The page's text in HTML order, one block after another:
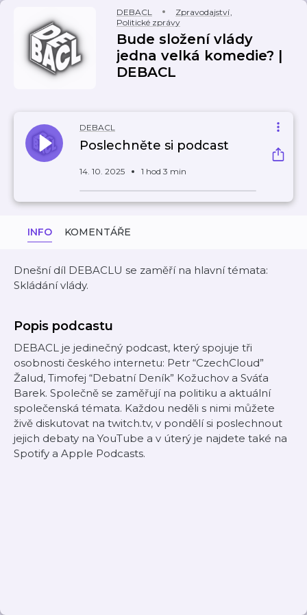
DEBACL Zpravodajství,
Politické zprávy
Bude složení vlády
jedna velká komedie? |
DEBACL
DEBACL
Poslechněte si podcast
14. 10. 2025 1 hod 3 min
INFO KOMENTÁŘE
Dnešní díl DEBACLU se zaměří na hlavní témata:
Skládání vlády.
Popis podcastu
DEBACL je jedinečný podcast, který spojuje tři
osobnosti českého internetu: Petr “CzechCloud”
Žalud, Timofej “Debatní Deník” Kožuchov a Sváťa
Barek. Společně se zaměřují na politiku a aktuální
společenská témata. Každou neděli s nimi můžete
živě diskutovat na twitch.tv, v pondělí si poslechnout
jejich debaty na YouTube a v úterý je najdete také na
Spotify a Apple Podcasts.